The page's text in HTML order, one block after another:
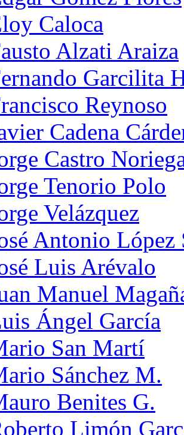
Caloca
Alzati Araiza
Garcilita
Reynoso
Cadena
Castro
Tenorio Polo
Velázquez
Antonio López
Luis Arévalo
Manuel
Ángel García
San Martí
Sánchez M.
Benites G.
Limón